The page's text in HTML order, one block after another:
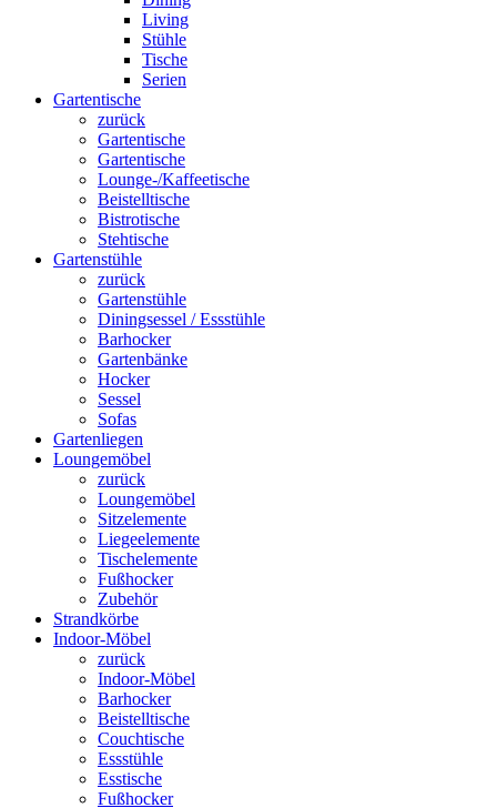
Living
Stühle
Tische
Serien
Gartentische
zurück
Gartentische
Gartentische
Lounge-/Kaffeetische
Beistelltische
Bistrotische
Stehtische
Gartenstühle
zurück
Gartenstühle
Diningsessel / Essstühle
Barhocker
Gartenbänke
Hocker
Sessel
Sofas
Gartenliegen
Loungemöbel
zurück
Loungemöbel
Sitzelemente
Liegeelemente
Tischelemente
Fußhocker
Zubehör
Strandkörbe
Indoor-Möbel
zurück
Indoor-Möbel
Barhocker
Beistelltische
Couchtische
Essstühle
Esstische
Fußhocker